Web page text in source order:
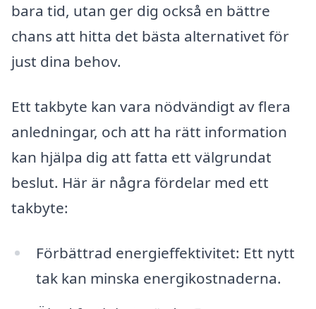
bara tid, utan ger dig också en bättre
chans att hitta det bästa alternativet för
just dina behov.
Ett takbyte kan vara nödvändigt av flera
anledningar, och att ha rätt information
kan hjälpa dig att fatta ett välgrundat
beslut. Här är några fördelar med ett
takbyte:
Förbättrad energieffektivitet: Ett nytt
tak kan minska energikostnaderna.